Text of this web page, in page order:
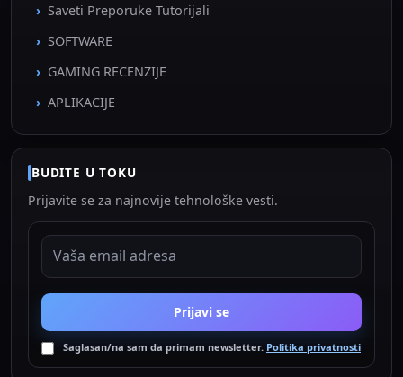
Saveti Preporuke Tutorijali
SOFTWARE
GAMING RECENZIJE
APLIKACIJE
BUDITE U TOKU
Prijavite se za najnovije tehnološke vesti.
EMAIL ADRESA
Prijavi se
Saglasan/na sam da primam newsletter. Politika privatnosti